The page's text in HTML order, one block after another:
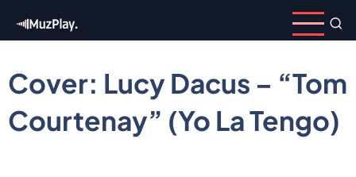
para
conteúdo
principal
Cover: Lucy Dacus – “Tom
Courtenay” (Yo La Tengo)